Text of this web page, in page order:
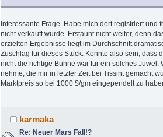
Interessante Frage. Habe mich dort registriert und
nicht verkauft wurde. Erstaunt nicht weiter, denn
erzielten Ergebnisse liegt im Durchschnitt
Zuschlag für dieses Stück. Könnte also sein, dass
nicht die richtige Bühne war für ein solches Juwel.
nehme, die mir in letzter Zeit bei Tissint gemacht
Marktpreis so bei 1000 $/gm eingependelt zu
karmaka
Re: Neuer Mars Fall!?